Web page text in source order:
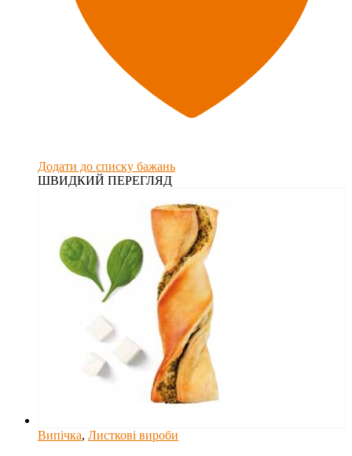
Додати до списку бажань
ШВИДКИЙ ПЕРЕГЛЯД
Випічка, Листкові вироби